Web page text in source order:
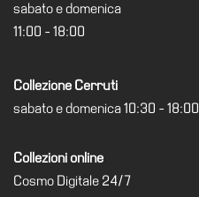
sabato e domenica
11:00 - 18:00
Collezione Cerruti
sabato e domenica 10:30 - 18:00
Collezioni online
Cosmo Digitale 24/7